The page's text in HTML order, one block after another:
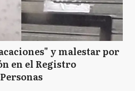
y malestar por
en el Registro